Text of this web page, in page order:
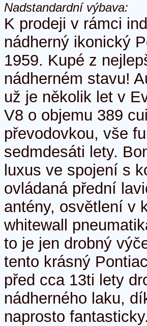
Nadstandardní výbava:
K prodeji v rámci
nádherný ikonický
1959. Kupé z
nádherném stavu!
už je několik let v
V8 o objemu 389
převodovkou, vše
sedmdesáti lety.
luxus ve spojení s
ovládaná přední
antény, osvětlení v
whitewall
to je jen drobný
tento krásný
před cca 13ti lety
nádherného laku,
naprosto fantasticky.